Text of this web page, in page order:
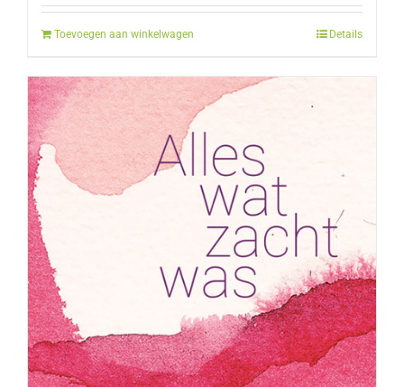
Toevoegen aan winkelwagen Details